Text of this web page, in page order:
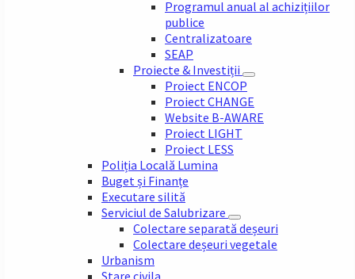
Programul anual al achizițiilor
publice
Centralizatoare
SEAP
Proiecte & Investiții
Proiect ENCOP
Proiect CHANGE
Website B-AWARE
Proiect LIGHT
Proiect LESS
Poliția Locală Lumina
Buget și Finanțe
Executare silită
Serviciul de Salubrizare
Colectare separată deșeuri
Colectare deșeuri vegetale
Urbanism
Stare civila